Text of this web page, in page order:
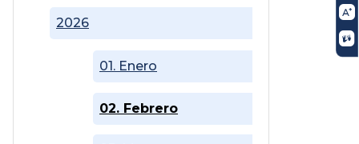
2026
01. Enero
02. Febrero